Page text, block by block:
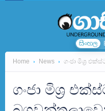
සිංහල
Home News ගංජා මිශ්‍ර
ගංජා මිශ්‍ර